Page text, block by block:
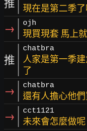
推 現在是第二季了
→ ojh
現買現套 馬上
推
chatbra
人家是第一季
了
→ chatbra
還有人擔心他
→ cct1121
未來會怎麼做呢